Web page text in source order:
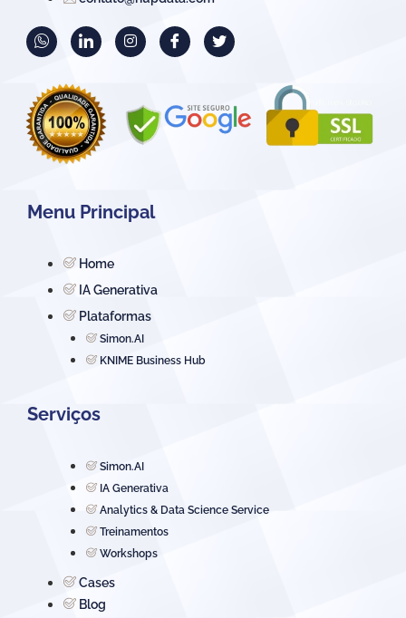
Menu Principal
Home
IA Generativa
Plataformas
Simon.AI
KNIME Business Hub
Serviços
Simon.AI
IA Generativa
Analytics & Data Science Service
Treinamentos
Workshops
Cases
Blog